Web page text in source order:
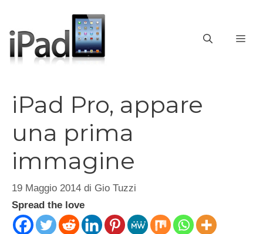
contenuto
iPad Pro, appare
una prima
immagine
19 Maggio 2014 di Gio Tuzzi
Spread the love